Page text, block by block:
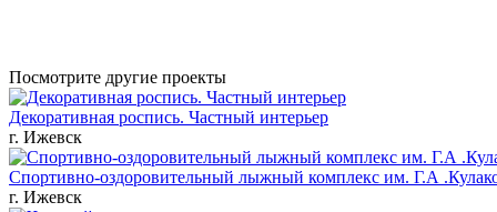
Посмотрите другие проекты
Декоративная роспись. Частный интерьер
г. Ижевск
Спортивно-оздоровительный лыжный комплекс им. Г.А
г. Ижевск